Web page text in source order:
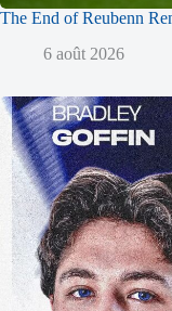
The End of Reubenn
6 août 2026